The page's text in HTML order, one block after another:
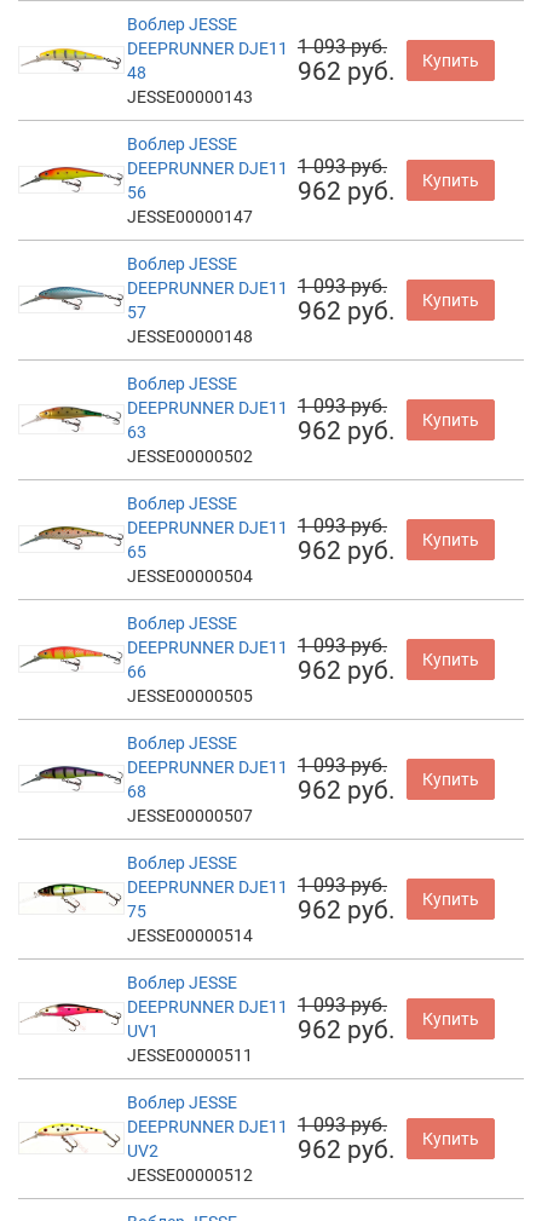
Воблер JESSE
DEEPRUNNER DJE11
48
JESSE00000143
1 093 руб.
962 руб. Купить
Воблер JESSE
DEEPRUNNER DJE11
56
JESSE00000147
1 093 руб.
962 руб. Купить
Воблер JESSE
DEEPRUNNER DJE11
57
JESSE00000148
1 093 руб.
962 руб. Купить
Воблер JESSE
DEEPRUNNER DJE11
63
JESSE00000502
1 093 руб.
962 руб. Купить
Воблер JESSE
DEEPRUNNER DJE11
65
JESSE00000504
1 093 руб.
962 руб. Купить
Воблер JESSE
DEEPRUNNER DJE11
66
JESSE00000505
1 093 руб.
962 руб. Купить
Воблер JESSE
DEEPRUNNER DJE11
68
JESSE00000507
1 093 руб.
962 руб. Купить
Воблер JESSE
DEEPRUNNER DJE11
75
JESSE00000514
1 093 руб.
962 руб. Купить
Воблер JESSE
DEEPRUNNER DJE11
UV1
JESSE00000511
1 093 руб.
962 руб. Купить
Воблер JESSE
DEEPRUNNER DJE11
UV2
JESSE00000512
1 093 руб.
962 руб. Купить